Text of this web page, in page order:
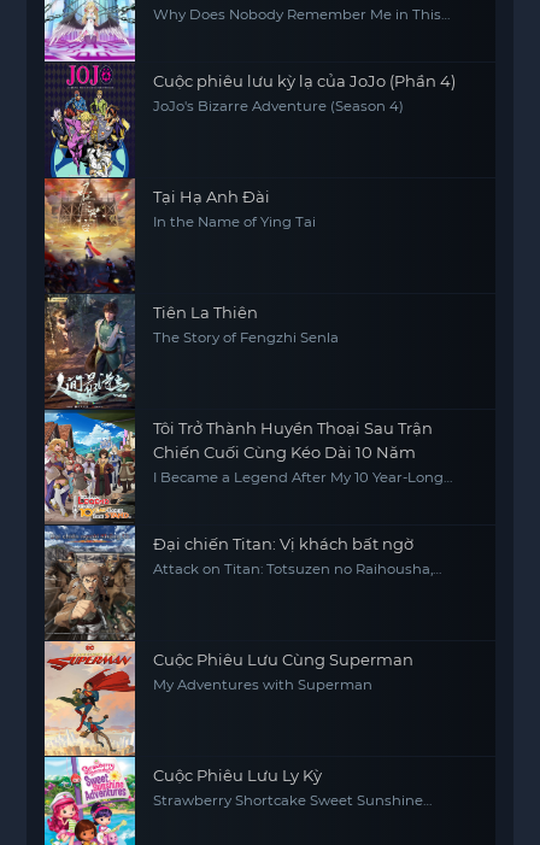
Why Does Nobody Remember Me in This
Cuộc phiêu lưu kỳ lạ của JoJo (Phần 4)
JoJo's Bizarre Adventure (Season 4)
Tại Hạ Anh Đài
In the Name of Ying Tai
Tiên La Thiên
The Story of Fengzhi Senla
Tôi Trở Thành Huyền Thoại Sau Trận
Chiến Cuối Cùng Kéo Dài 10 Năm
I Became a Legend After My 10 Year-Long
Đại chiến Titan: Vị khách bất ngờ
Attack on Titan: Totsuzen no Raihousha,
Cuộc Phiêu Lưu Cùng Superman
My Adventures with Superman
Cuộc Phiêu Lưu Ly Kỳ
Strawberry Shortcake Sweet Sunshine